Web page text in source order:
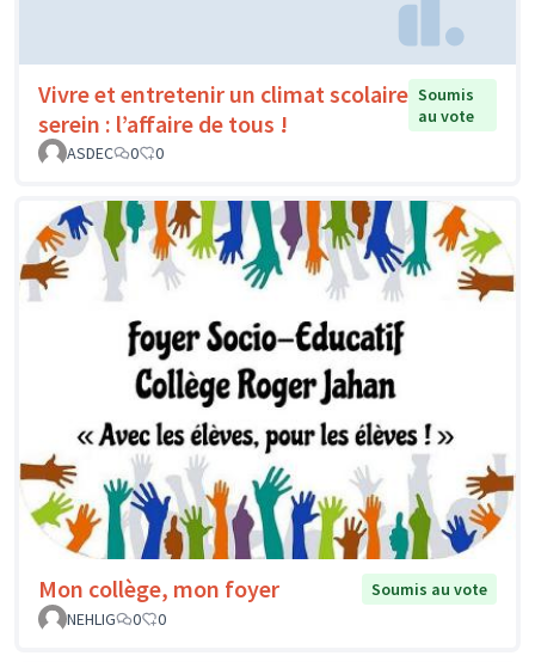
Vivre et entretenir un climat scolaire
serein : l’affaire de tous !
Soumis
au vote
ASDEC
0 0
Mon collège, mon foyer
Soumis au vote
NEHLIG
0 0